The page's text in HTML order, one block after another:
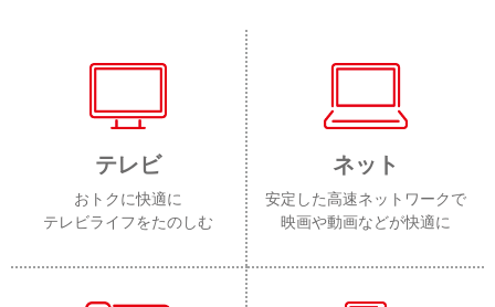
テレビ
おトクに快適に
テレビライフをたのしむ
ネット
安定した高速ネットワークで
映画や動画などが快適に